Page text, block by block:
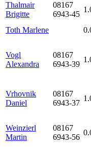
Thalmair
Brigitte
08167
6943-45
Toth Marlene
Vogl
Alexandra
08167
6943-39
Vrhovnik
Daniel
08167
6943-37
Weinzierl
Martin
08167
6943-56